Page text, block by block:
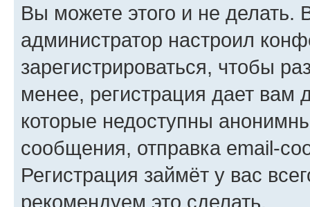
Вы можете этого и не делать.
администратор настроил
зарегистрироваться, чтобы
менее, регистрация дает вам
которые недоступны
сообщения, отправка email-
Регистрация займёт у вас
рекомендуем это сделать.